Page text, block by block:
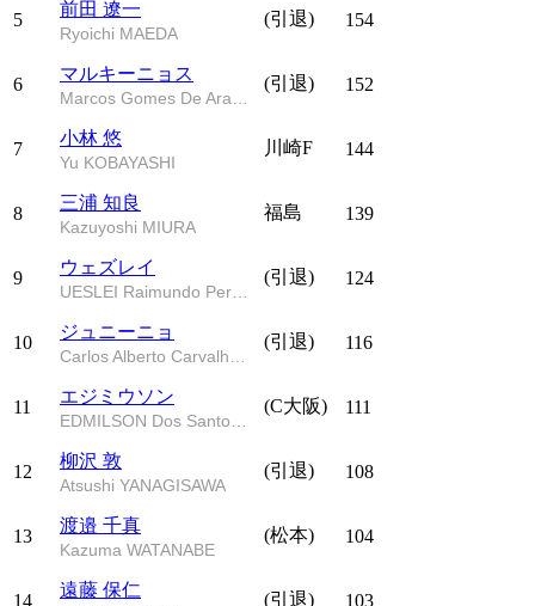
5
前田 遼一
Ryoichi MAEDA
(引退) 154
6
マルキーニョス (引退) 152
7
小林 悠
Yu KOBAYASHI
川崎F 144
8
三浦 知良
Kazuyoshi MIURA
福島 139
9
ウェズレイ (引退) 124
10
ジュニーニョ (引退) 116
11
エジミウソン (C大阪) 111
12
柳沢 敦
Atsushi YANAGISAWA
(引退) 108
13
渡邉 千真
Kazuma WATANABE
(松本) 104
14
遠藤 保仁 (引退) 103